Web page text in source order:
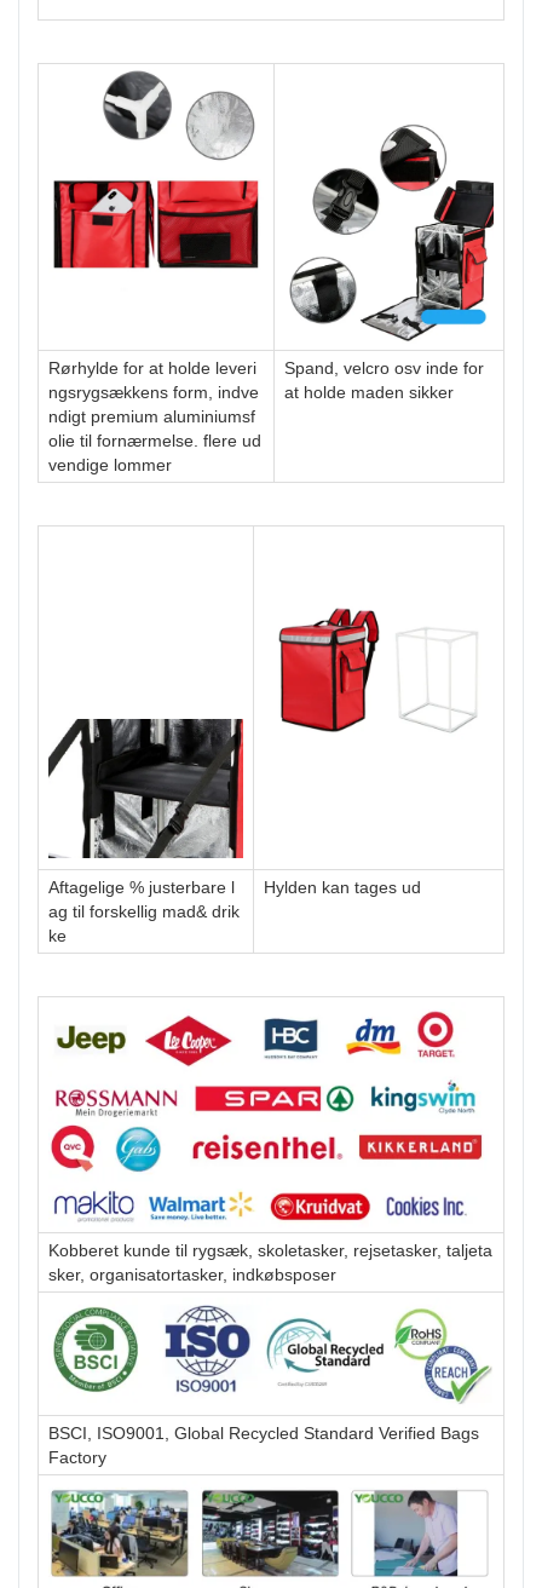
Rørhylde for at holde leveri
ngsrygsækkens form, indve
ndigt premium aluminiumsf
olie til fornærmelse. flere ud
vendige lommer
Spand, velcro osv inde for
at holde maden sikker
Aftagelige % justerbare l
ag til forskellig mad& drik
ke
Hylden kan tages ud
Kobberet kunde til rygsæk, skoletasker, rejsetasker, taljeta
sker, organisatortasker, indkøbsposer
BSCI, ISO9001, Global Recycled Standard Verified Bags
Factory